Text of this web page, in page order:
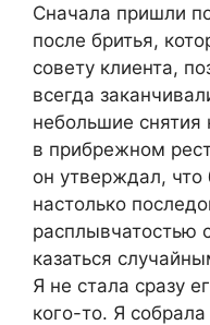
Сначала пришли
после бритья,
совету клиента,
всегда
небольшие снятия
в прибрежном
он утверждал,
настолько
расплывчатостью
казаться
Я не стала сразу
кого-то. Я